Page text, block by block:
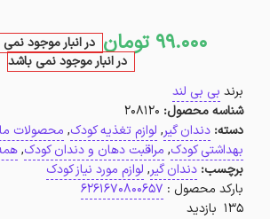
99.000 تومان در انبار موجود
در انبار موجود نمی باشد
برند بی بی لند
شناسه محصول: 208120
دسته: دندان گیر, لوازم تغذیه کودک, محصولات
بهداشتی کودک, مراقبت دهان و دندان کودک,
برچسب: دندان گیر, لوازم مورد نیاز کودک
بارکد محصول : 6261670800657
135 بازدید